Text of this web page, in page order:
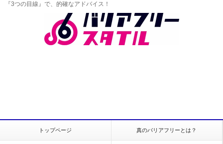
『3つの目線』で、的確なアドバイス！
トップページ 真のバリアフリーとは？